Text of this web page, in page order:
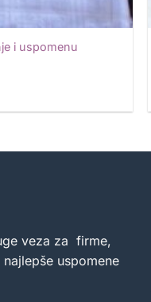
i uspomenu
veza za firme,
uspomene